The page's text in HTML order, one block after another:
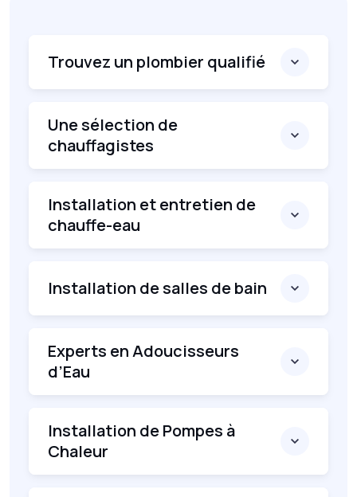
Trouvez un plombier qualifié
Une sélection de
chauffagistes
Installation et entretien de
chauffe-eau
Installation de salles de bain
Experts en Adoucisseurs
d’Eau
Installation de Pompes à
Chaleur